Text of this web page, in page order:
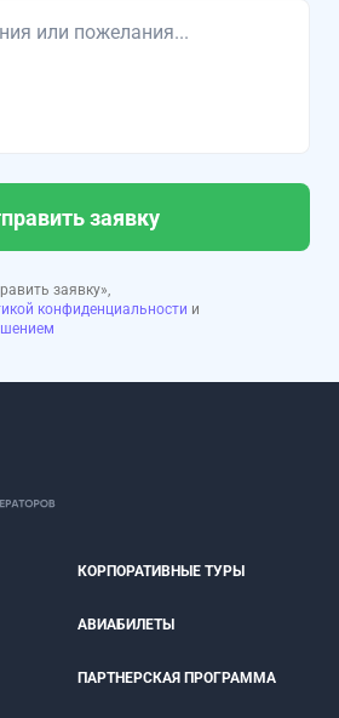
заявку
заявку»,
конфиденциальности и
КОРПОРАТИВНЫЕ ТУРЫ
АВИАБИЛЕТЫ
ПАРТНЕРСКАЯ ПРОГРАММА